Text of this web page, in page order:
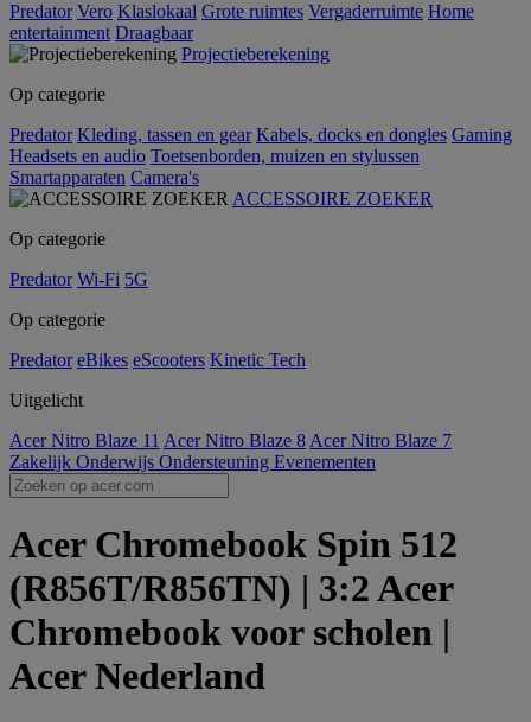
Predator Vero Klaslokaal Grote ruimtes Vergaderruimte Home
entertainment Draagbaar
Projectieberekening
Op categorie
Predator Kleding, tassen en gear Kabels, docks en dongles Gaming
Headsets en audio Toetsenborden, muizen en stylussen
Smartapparaten Camera's
ACCESSOIRE ZOEKER
Op categorie
Predator Wi-Fi 5G
Op categorie
Predator eBikes eScooters Kinetic Tech
Uitgelicht
Acer Nitro Blaze 11 Acer Nitro Blaze 8 Acer Nitro Blaze 7
Zakelijk Onderwijs Ondersteuning Evenementen
Acer Chromebook Spin 512
(R856T/R856TN) | 3:2 Acer
Chromebook voor scholen |
Acer Nederland